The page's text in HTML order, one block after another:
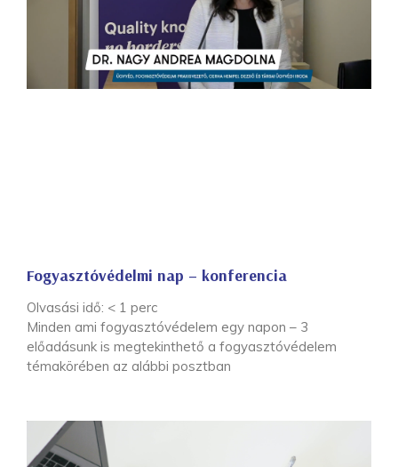
Fogyasztóvédelmi nap – konferencia
Olvasási idő: < 1 perc
Minden ami fogyasztóvédelem egy napon – 3
előadásunk is megtekinthető a fogyasztóvédelem
témakörében az alábbi posztban